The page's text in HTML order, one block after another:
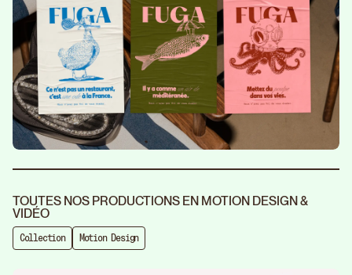
TOUTES NOS PRODUCTIONS EN MOTION DESIGN &
VIDÉO
Collection Motion Design